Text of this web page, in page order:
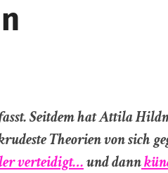
Seitdem hat Attila
Theorien von sich
verteidigt…und dann